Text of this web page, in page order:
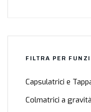
FILTRA PER
Capsulatrici e
Colmatrici a gravità